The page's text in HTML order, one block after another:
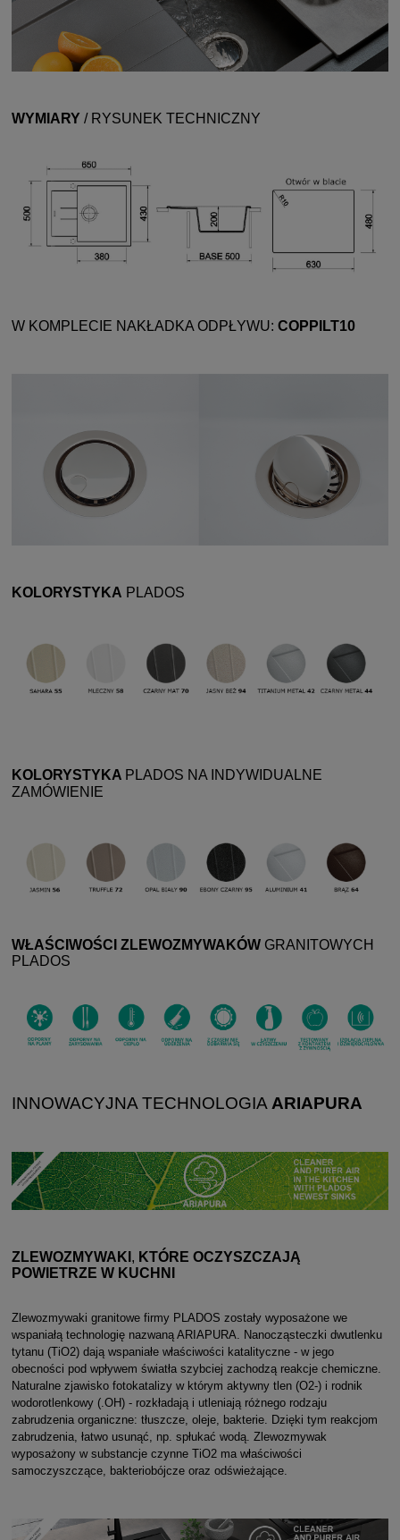
WYMIARY / RYSUNEK TECHNICZNY
W KOMPLECIE NAKŁADKA ODPŁYWU: COPPILT10
KOLORYSTYKA PLADOS
KOLORYSTYKA PLADOS NA INDYWIDUALNE
ZAMÓWIENIE
WŁAŚCIWOŚCI ZLEWOZMYWAKÓW GRANITOWYCH
PLADOS
INNOWACYJNA TECHNOLOGIA ARIAPURA
ZLEWOZMYWAKI , KTÓRE OCZYSZCZAJĄ
POWIETRZE W KUCHNI
Zlewozmywaki granitowe firmy PLADOS zostały wyposażone we
wspaniałą technologię nazwaną ARIAPURA. Nanocząsteczki dwutlenku
tytanu (TiO2) dają wspaniałe właściwości katalityczne - w jego
obecności pod wpływem światła szybciej zachodzą reakcje chemiczne.
Naturalne zjawisko fotokatalizy w którym aktywny tlen (O2-) i rodnik
wodorotlenkowy (.OH) - rozkładają i utleniają różnego rodzaju
zabrudzenia organiczne: tłuszcze, oleje, bakterie. Dzięki tym reakcjom
zabrudzenia, łatwo usunąć, np. spłukać wodą. Zlewozmywak
wyposażony w substancje czynne TiO2 ma właściwości
samoczyszczące, bakteriobójcze oraz odświeżające.